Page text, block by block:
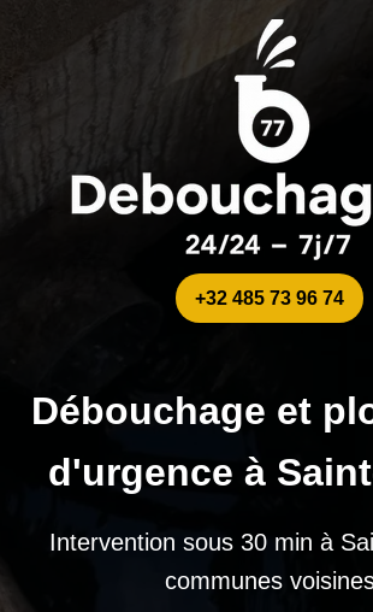
+32 485 73 96 74
Débouchage et
d'urgence à
Intervention sous 30 min à
communes